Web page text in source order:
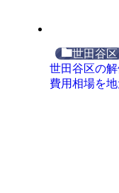
世田谷区
世田谷区の
費用相場を